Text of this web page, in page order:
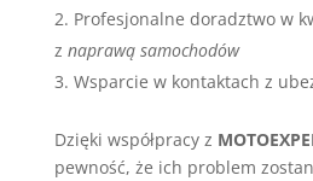
Profesjonalne doradztwo w
z naprawą samochodów
Wsparcie w kontaktach z
Dzięki współpracy z
pewność, że ich problem